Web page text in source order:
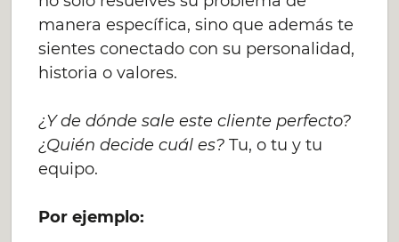
manera específica, sino que además te
sientes conectado con su personalidad,
historia o valores.
¿Y de dónde sale este cliente perfecto?
¿Quién decide cuál es? Tu, o tu y tu
equipo.
Por ejemplo: